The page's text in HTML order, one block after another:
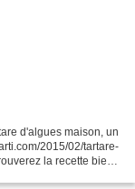
d'algues maison, un
2015/02/tartare-
la recette bien